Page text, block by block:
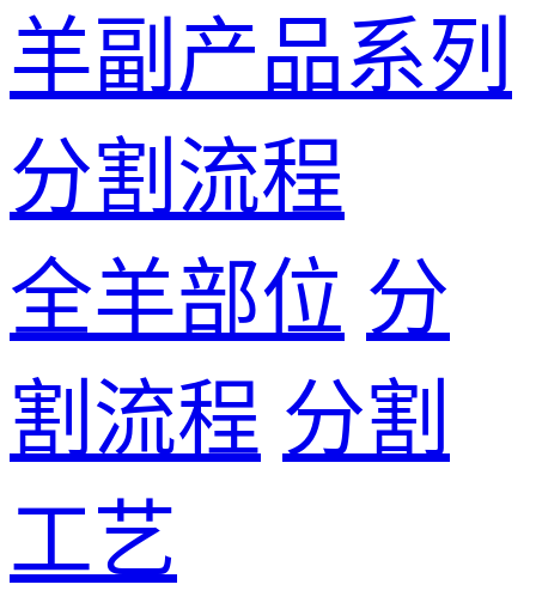
羊副产品系列
分割流程
全羊部位 分
割流程 分割
工艺